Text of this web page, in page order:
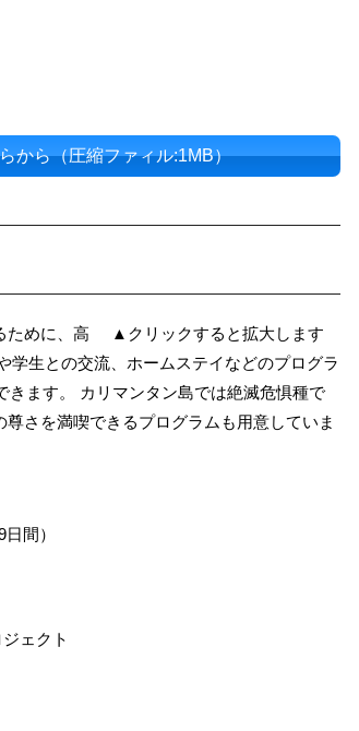
から（圧縮ファィル:1MB）
▲クリックすると拡大します
ために、高
生との交流、ホームステイなどのプログラ
きます。 カリマンタン島では絶滅危惧種で
さを満喫できるプログラムも用意していま
間）
ェクト